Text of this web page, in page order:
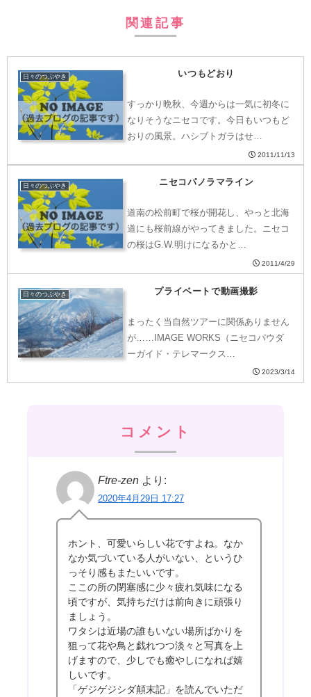
関連記事
日々のつぶやき いつもどおり
すっかり晩秋、今週からは一気に初冬に
なりそうなニセコです。今日もいつもど
おりの風景。ハシブトガラはせ…
2011/11/13
日々のつぶやき ニセコパノラマライン
道南の松前町で桜が開花し、やっと北海
道にも桜前線がやってきました。ニセコ
の桜はG.W.明けになるかと…
2011/4/29
日々のつぶやき プライベートで動画撮影
まったく当自然ツアーに関係ありません
が……IMAGE WORKS（ニセコパウダ
ーガイド・テレマークス…
2023/3/14
コメント
Ftre-zen より:
2020年4月29日 17:27
ホント、可愛いらしい花ですよね。なか
なか気づいている人がいない、というひ
っそり感もまたいいです。
ここの所の閉塞感に少々疲れ気味になる
頃ですが、気持ちだけは前向きに頑張り
ましょう。
ワタシは近場の誰もいない場所ばかりを
狙って花や鳥と戯れつつ淡々と写真を上
げますので、少しでも癒やしになれば嬉
しいです。
「ゲジゲジシダ顛末記」を読んでいただ